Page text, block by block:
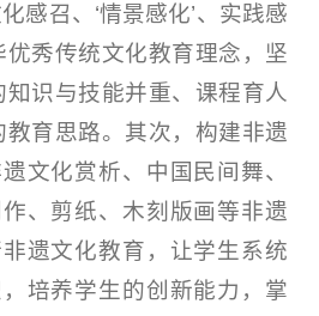
感召、‘情景感化’、实践感
优秀传统文化教育理念，坚
知识与技能并重、课程育人
教育思路。其次，构建非遗
文化赏析、中国民间舞、
、剪纸、木刻版画等非遗
遗文化教育，让学生系统
培养学生的创新能力，掌